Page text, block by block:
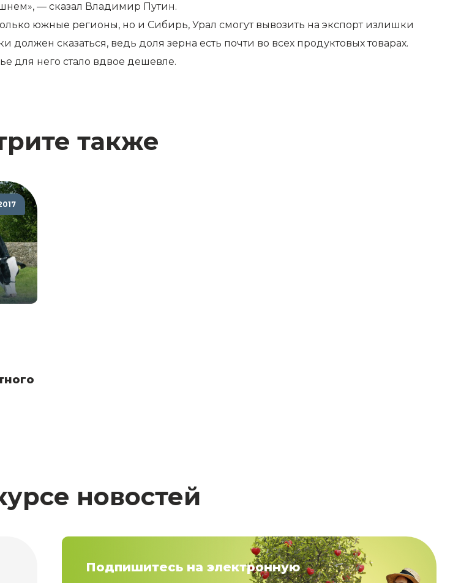
— сказал Владимир Путин.
южные регионы, но и Сибирь, Урал смогут вывозить на экспорт излишки
сказаться, ведь доля зерна есть почти во всех продуктовых товарах.
для него стало вдвое дешевле.
также
новостей
Подпишитесь на электронную